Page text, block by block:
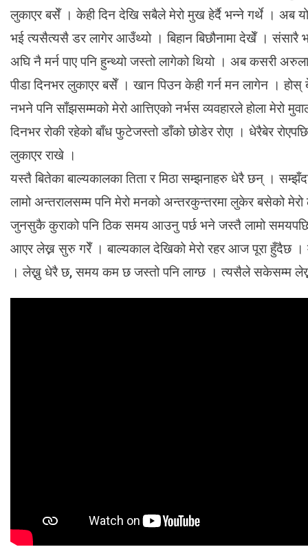
लुकाएर बसेँ । केही दिन देखि सबैले मेरो मुख हेर्दै भन्ने गर्थे । अब
भई त्यसैत्यसै डर लागेर आउँथ्यो । बिहान बिछौनामा देखेँ । संसारै
अघि नै मर्न पाए पनि हुन्थ्यो जस्तो लागेको थियो । अब कसरी
पीडा दिनभर लुकाएर बसेँ । खान पिउन केही गर्न मन लागेन ।
नभने पनि साँझसम्मको मेरो आत्तिएको नर्भस व्यवहारले होला मेरो
दिनभर रोकी रहेको बाँध फुटेजस्तो डाँको छोडेर रोएा । धेरैबेर
लुकाएर राखे ।
यस्तै बितेका बाल्यकालका तिता र मिठा सम्झनाहरु धेरै छन् ।
लामो अन्तरालसम्म पनि मेरो मनको अन्तरकुन्तरमा लुकेर बसेको
जुनसुकै कुराको पनि ठिक समय आउनु पर्छ भने जस्तै लामो समयपछि
आएर लेख्न सुरु गरेँ । बाल्यकाल देखिको मेरो रहर आज पूरा हुँदैछ ।
। लेख्नु धेरै छ, समय कम छ जस्तो पनि लाग्छ । त्यसैले सकेसम्म